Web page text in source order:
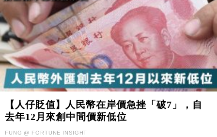
【人仔貶值】人民幣在岸價急挫「破7」，自
去年12月來創中間價新低位
FUNG @ FORTUNE INSIGHT